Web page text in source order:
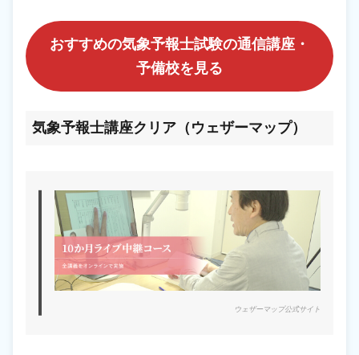
おすすめの気象予報士試験の通信講座・
予備校を見る
気象予報士講座クリア（ウェザーマップ）
ウェザーマップ公式サイト